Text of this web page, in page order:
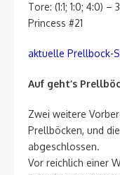
Tore: (1:1; 1:0; 4:0)
Princess #21
aktuelle Prellbock-
Auf geht’s
Zwei weitere
Prellböcken, und
abgeschlossen.
Vor reichlich einer